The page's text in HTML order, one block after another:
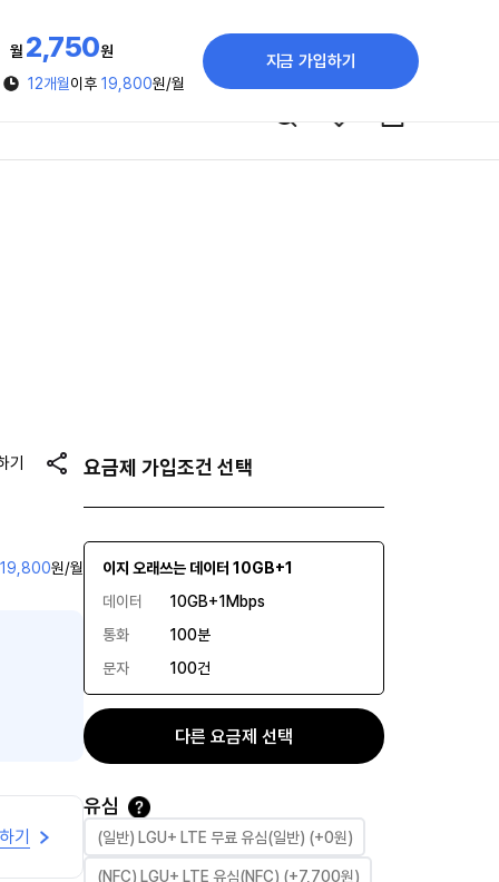
월 2,750원
12개월이후 19,800원/월
지금 가입하기
기
19,800원/월
기
요금제 가입조건 선택
이지 오래쓰는 데이터 10GB+1
데이터
10GB+1Mbps
통화
100분
문자
100건
다른 요금제 선택
유심
유심 선택
(일반) LGU+ LTE 무료 유심(일반) (+0원)
(NFC) LGU+ LTE 유심(NFC) (+7,700원)